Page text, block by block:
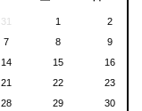
31 1
2
7 8
9
14 15
16
21 22
23
28 29
30